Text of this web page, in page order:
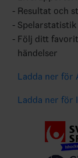
Resultat och
Spelarstatistik
Följ ditt
händelser
Ladda ner för
Ladda ner för